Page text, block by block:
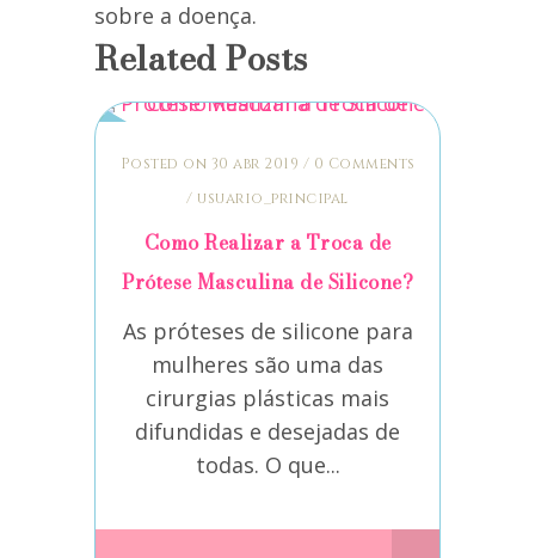
sobre a doença.
Related Posts
Posted on 30 abr 2019 / 0 Comments
/ usuario_principal
Como Realizar a Troca de
Prótese Masculina de Silicone?
As próteses de silicone para
mulheres são uma das
cirurgias plásticas mais
difundidas e desejadas de
todas. O que...